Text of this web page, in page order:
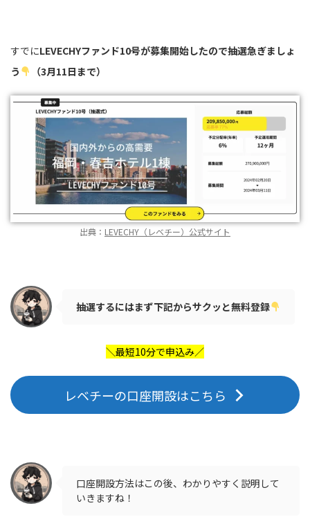
すでにLEVECHYファンド10号が募集開始したので抽選急ぎましょ
う
（3月11日まで）
出典： LEVECHY（レベチー）公式サイト
抽選するにはまず下記からサクッと無料登録
＼最短10分で申込み／
レベチーの口座開設はこちら
口座開設方法はこの後、わかりやすく説明して
いきますね！